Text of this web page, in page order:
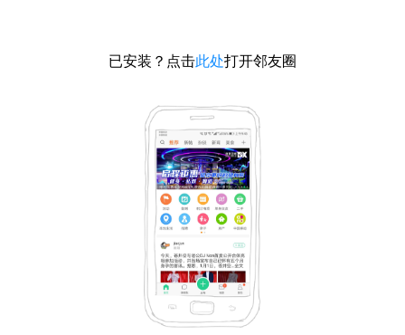
已安装？点击此处打开邻友圈